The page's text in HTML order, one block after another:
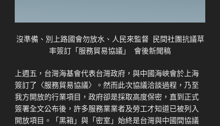
沒準備、別上路國會勿放水、人民來監督 民間社團抗議草
率簽訂「服務貿易協議」 會後新聞稿
上週五，台灣海基會代表台灣政府，與中國海峽會於上海
簽訂了〈服務貿易協議〉。然而此次協議洽談過程，乃至
我方開放的行業項目，政府卻是採取高度保密，直到正式
簽署全文公布後，許多服務業業者及勞工才知道已被列入
開放項目。「黑箱」與「密室」始終是台灣與中國間協議